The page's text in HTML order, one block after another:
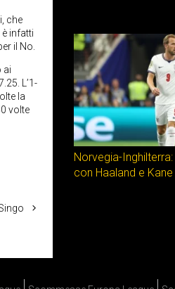
che
infatti
il No.
ai
L’1-
la
volte
Norvegia-
con Haaland e Kane